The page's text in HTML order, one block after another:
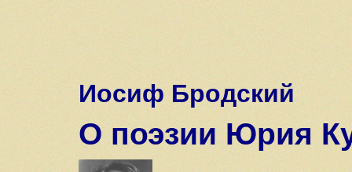
Иосиф Бродский
О поэзии Юрия